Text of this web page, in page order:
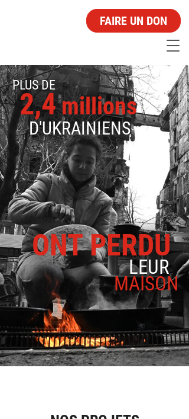
FAIRE UN DON
PLUS DE
2,4millions
D'UKRAINIENS
MAISON
ONT PERDU
LEUR